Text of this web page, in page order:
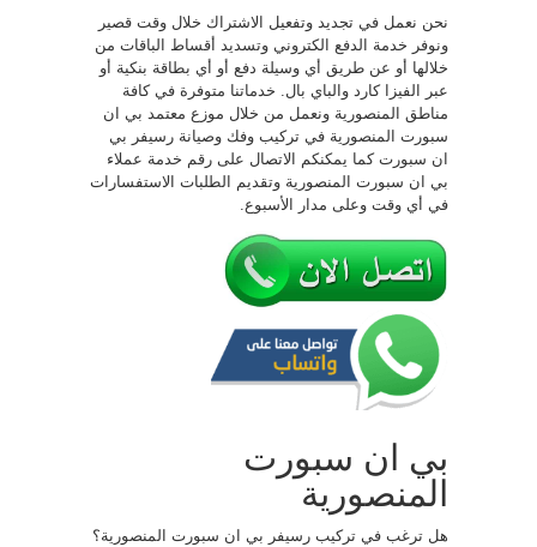
نحن نعمل في تجديد وتفعيل الاشتراك خلال وقت قصير
ونوفر خدمة الدفع الكتروني وتسديد أقساط الباقات من
خلالها أو عن طريق أي وسيلة دفع أو أي بطاقة بنكية أو
عبر الفيزا كارد والباي بال. خدماتنا متوفرة في كافة
مناطق المنصورية ونعمل من خلال موزع معتمد بي ان
سبورت المنصورية في تركيب وفك وصيانة رسيفر بي
ان سبورت كما يمكنكم الاتصال على رقم خدمة عملاء
بي ان سبورت المنصورية وتقديم الطلبات الاستفسارات
في أي وقت وعلى مدار الأسبوع.
بي ان سبورت
المنصورية
هل ترغب في تركيب رسيفر بي ان سبورت المنصورية؟